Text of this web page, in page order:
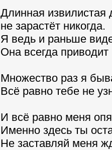
Длинная извилистая
не зарастёт никогда.
Я ведь и раньше
Она всегда
Множество раз я
Всё равно тебе не
И всё равно меня
Именно здесь ты
Не заставляй меня